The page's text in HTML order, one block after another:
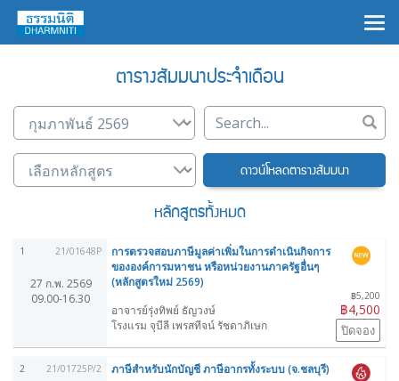
ตารางสัมมนาประจำเดือน
ดาวน์โหลดตารางสัมมนา
หลักสูตรทั้งหมด
1 21/01648P
27 ก.พ. 2569
09.00-16.30
การตรวจสอบภาษีมูลค่าเพิ่มในการดำเนินกิจการ
ขององค์การมหาชน หรือหน่วยงานภาครัฐอื่นๆ
(หลักสูตรใหม่ 2569)
฿5,200
฿4,500
อาจารย์รุ่งทิพย์ ธัญวงษ์
โรงแรม จุบีลี เพรสทีจน์ รัชดาภิเษก
ปิดจอง
2 21/01725P/2 ภาษีสำหรับนักบัญชี ภาษีอากรทั้งระบบ (จ.ชลบุรี)
×